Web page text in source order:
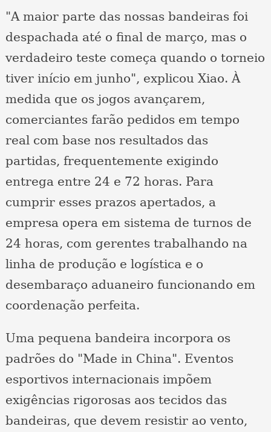
"A maior parte das nossas bandeiras foi
despachada até o final de março, mas o
verdadeiro teste começa quando o torneio
tiver início em junho", explicou Xiao. À
medida que os jogos avançarem,
comerciantes farão pedidos em tempo
real com base nos resultados das
partidas, frequentemente exigindo
entrega entre 24 e 72 horas. Para
cumprir esses prazos apertados, a
empresa opera em sistema de turnos de
24 horas, com gerentes trabalhando na
linha de produção e logística e o
desembaraço aduaneiro funcionando em
coordenação perfeita.
Uma pequena bandeira incorpora os
padrões do "Made in China". Eventos
esportivos internacionais impõem
exigências rigorosas aos tecidos das
bandeiras, que devem resistir ao vento,